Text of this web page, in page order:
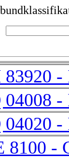
83920 -
04008 -
04020 -
8100 -